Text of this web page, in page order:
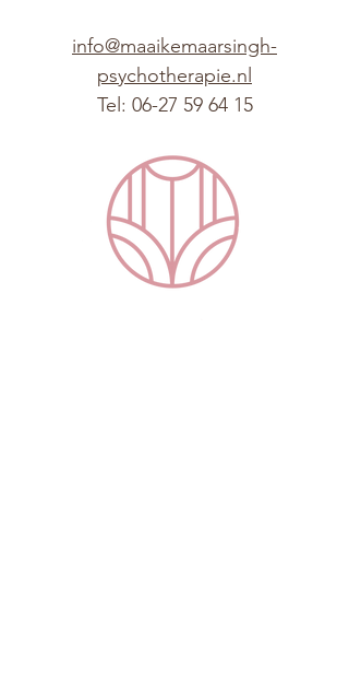
info@maaikemaarsingh-
psychotherapie.nl
Tel: 06-27 59 64 15